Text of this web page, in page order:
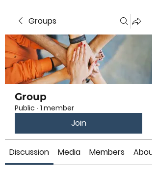
Groups
Group
Public · 1 member
Join
Discussion Media Members About